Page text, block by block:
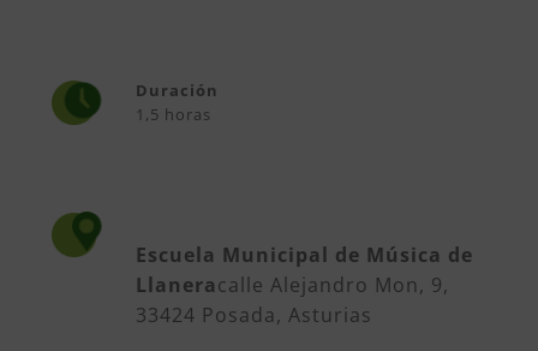
Duración
1,5 horas
Escuela Municipal de Música de
Llaneracalle Alejandro Mon, 9,
33424 Posada, Asturias